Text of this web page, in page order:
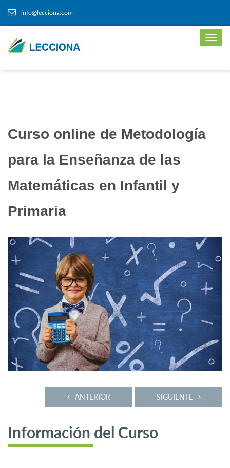
info@lecciona.com
Curso online de Metodología
para la Enseñanza de las
Matemáticas en Infantil y
Primaria
SIGUIENTE
ANTERIOR
Información del Curso